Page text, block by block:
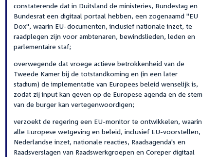
constaterende dat in Duitsland de ministeries, Bundestag en
Bundesrat een digitaal portaal hebben, een zogenaamd "EU
Dox", waarin EU-documenten, inclusief nationale inzet, te
raadplegen zijn voor ambtenaren, bewindslieden, leden en
parlementaire staf;
overwegende dat vroege actieve betrokkenheid van de
Tweede Kamer bij de totstandkoming en (in een later
stadium) de implementatie van Europees beleid wenselijk is,
zodat zij input kan geven op de Europese agenda en de stem
van de burger kan vertegenwoordigen;
verzoekt de regering een EU-monitor te ontwikkelen, waarin
alle Europese wetgeving en beleid, inclusief EU-voorstellen,
Nederlandse inzet, nationale reacties, Raadsagenda's en
Raadsverslagen van Raadswerkgroepen en Coreper digitaal